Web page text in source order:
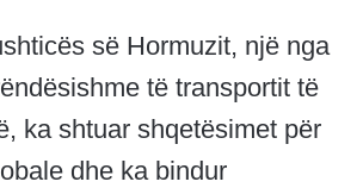
së Hormuzit, një nga
të transportit të
ka shtuar shqetësimet për
dhe ka bindur